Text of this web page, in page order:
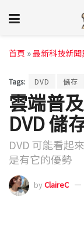
首頁 »最新科技新
Tags: DVD 儲存
雲端普
DVD 儲
DVD 可能看起
是有它的優勢
byClaireC